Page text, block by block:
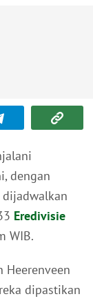
dengan
dijadwalkan
Eredivisie
WIB.
Heerenveen
dipastikan